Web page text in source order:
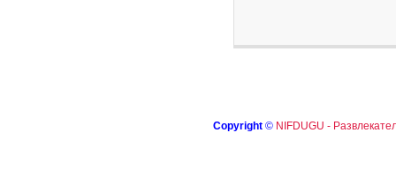
Copyright © NIFDUGU -